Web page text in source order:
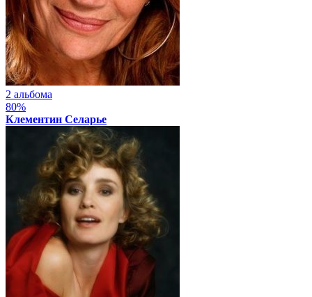
2 альбома
80%
Клементин Селарье